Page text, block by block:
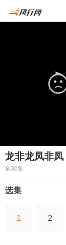
龙非龙凤非凤
全30集
选集
1 2